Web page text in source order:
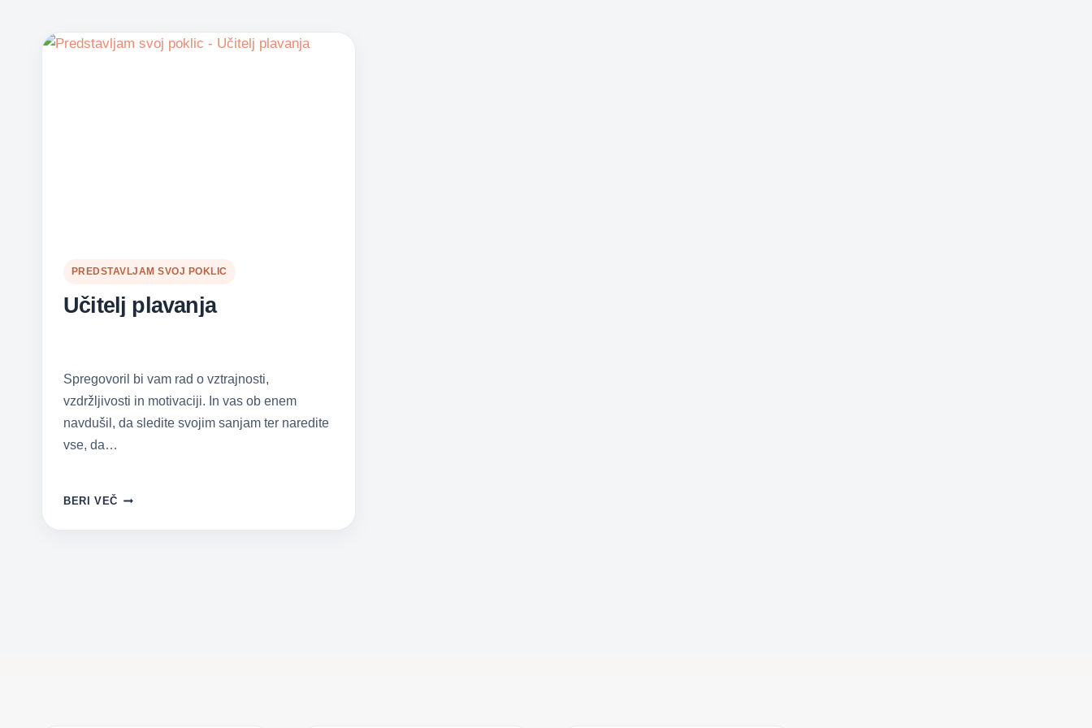
PREDSTAVLJAM SVOJ POKLIC
Učitelj plavanja
Spregovoril bi vam rad o vztrajnosti,
vzdržljivosti in motivaciji. In vas ob enem
navdušil, da sledite svojim sanjam ter naredite
vse, da…
BERI VEČ UČITELJ